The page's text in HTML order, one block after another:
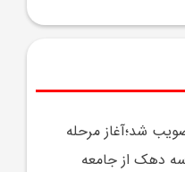
شد؛آغاز مرحله
سه دهک از جامعه